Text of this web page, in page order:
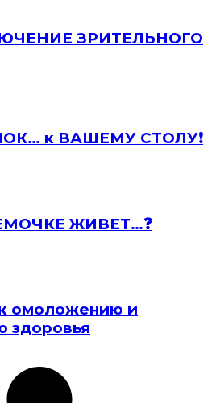
ЗРИТЕЛЬНОГО
к ВАШЕМУ СТОЛУ❗️
ЖИВЕТ…❓
омоложению и
здоровья